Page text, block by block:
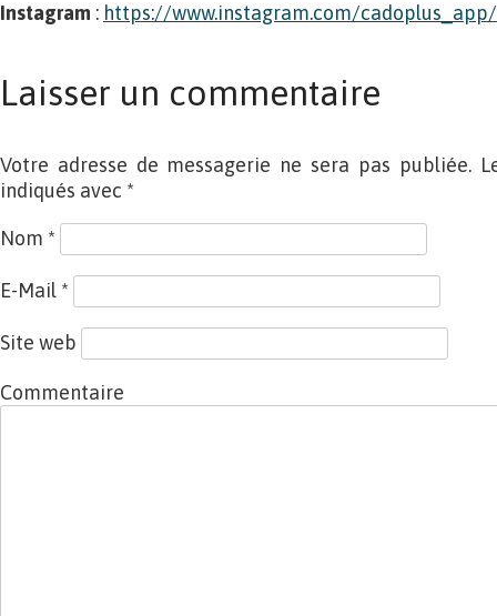
Instagram : https://www.instagram.com/cadoplus_app/
Laisser un commentaire
Votre adresse de messagerie ne sera pas publiée.
indiqués avec *
Nom *
E-Mail *
Site web
Commentaire